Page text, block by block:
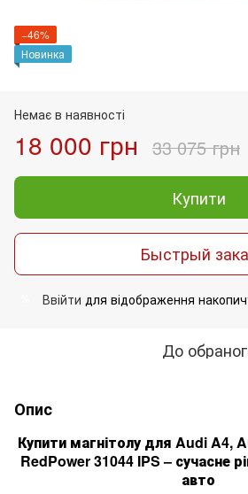
−46%
Новинка
Немає в наявності
18 000 грн 33 075 грн
Купити
Быстрый
Ввійти для відображення
До
Опис
Купити магнітолу для Audi A4,
RedPower 31044 IPS – сучасне
авто